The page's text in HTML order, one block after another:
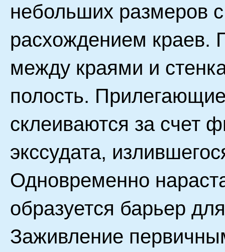
небольших размеров
расхождением краев.
между краями и
полость.
склеиваются за счет
экссудата,
Одновременно
образуется барьер
Заживление